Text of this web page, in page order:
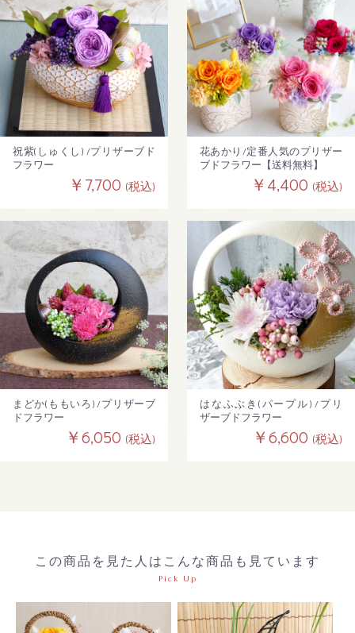
祝紫(しゅくし) /プリザーブド
フラワー
￥7,700 (税込)
花あかり/定番人気のプリザー
ブドフラワー【送料無料】
￥4,400 (税込)
まどか(ももいろ) /プリザーブ
ドフラワー
￥6,050 (税込)
はなふぶき(パープル) /プリ
ザーブドフラワー
￥6,600 (税込)
この商品を見た人はこんな商品も見ています
Pick Up